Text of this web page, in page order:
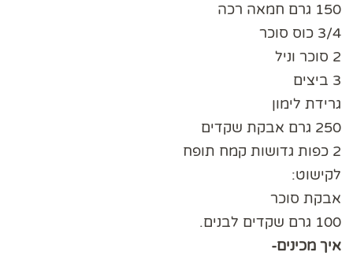
150 גרם חמאה רכה
3/4 כוס סוכר
2 סוכר וניל
3 ביצים
גרידת לימון
250 גרם אבקת שקדים
2 כפות גדושות קמח תופח
לקישוט:
אבקת סוכר
100 גרם שקדים לבנים.
איך מכינים-